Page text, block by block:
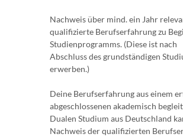
Nachweis über mind. ein Jahr
qualifizierte Berufserfahrung zu
Studienprogramms. (Diese ist nach
Abschluss des grundständigen
erwerben.)
Deine Berufserfahrung aus einem
abgeschlossenen akademisch
Dualen Studium aus Deutschland
Nachweis der qualifizierten